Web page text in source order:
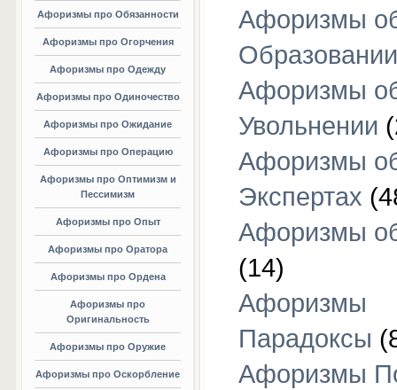
Афоризмы про Обязанности
Афоризмы про Огорчения
Афоризмы про Одежду
Афоризмы про Одиночество
Афоризмы про Ожидание
Афоризмы про Операцию
Афоризмы про Оптимизм и
Пессимизм
Афоризмы про Опыт
Афоризмы про Оратора
Афоризмы про Ордена
Афоризмы про
Оригинальность
Афоризмы про Оружие
Афоризмы про Оскорбление
Афоризмы
Образовании
Афоризмы
Увольнении
Афоризмы
Экспертах
Афоризмы
(14)
Афоризмы
Парадоксы
Афоризмы